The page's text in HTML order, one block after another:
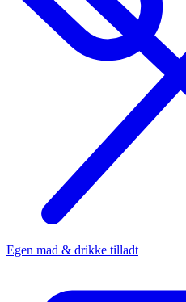
Egen mad & drikke tilladt